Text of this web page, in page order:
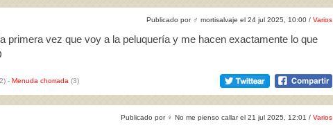
Publicado por ♂ mortisalvaje el 24 jul 2025, 10:00 / Varios
primera vez que voy a la peluquería y me hacen exactamente lo que
- Menuda chorrada (3)
Publicado por ♀ No me pienso callar el 21 jul 2025, 12:01 / Varios